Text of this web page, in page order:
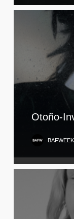
Otoño-
BAFWEEK